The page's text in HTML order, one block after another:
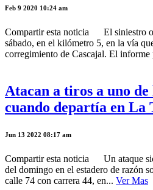
Feb 9 2020 10:24 am
Compartir esta noticia El siniestro
sábado, en el kilómetro 5, en la vía
corregimiento de Cascajal. El informe
Atacan a tiros a uno de
cuando departía en La
Jun 13 2022 08:17 am
Compartir esta noticia Un ataque
del domingo en el estadero de razón
calle 74 con carrera 44, en... Ver Mas